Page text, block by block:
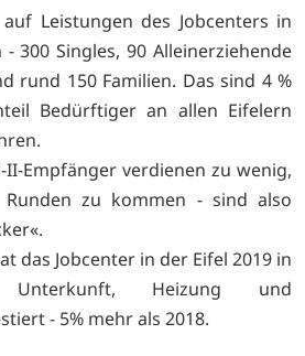
Leistungen des Jobcenters in
300 Singles, 90 Alleinerziehende
rund 150 Familien. Das sind 4 %
Bedürftiger an allen Eifelern
II-Empfänger verdienen zu wenig,
zu kommen - sind also
das Jobcenter in der Eifel 2019 in
Heizung und
- 5% mehr als 2018.